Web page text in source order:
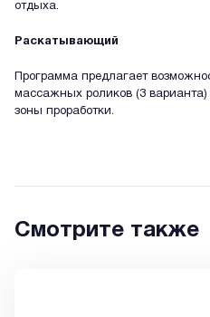
отдыха.
Раскатывающий
Программа предлагает
массажных роликов (3 варианта)
зоны проработки.
Смотрите также